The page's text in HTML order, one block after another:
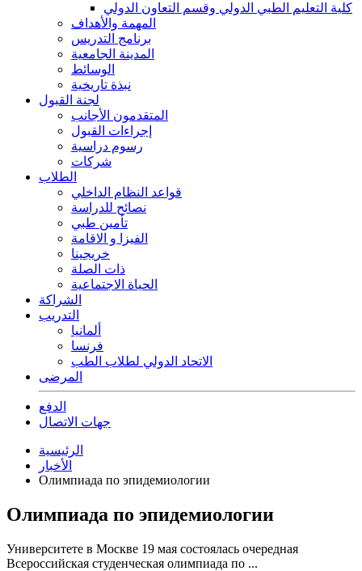
كلية التعليم الطبي الدولي وقسم التعاون الدولي
المهمة والأهداف
برنامج التدريس
المدينة الجامعية
الوسائط
نبذة تاريخية
لجنة القبول
المتقدمون الأجانب
إجراءات القبول
رسوم دراسية
شركات
الطلاب
قواعد النظام الداخلي
نصائح للدراسة
تأمين طبي
الفيزا و الاقامة
خريجينا
ذات الصلة
الحياة الاجتماعية
الشراكة
التدريب
ألمانيا
فرنسا
الاتحاد الدولي لطلاب الطب
المرضى
الدفع
جهات الاتصال
الرئيسية
الأخبار
Олимпиада по эпидемиологии
Олимпиада по эпидемиологии
Университете в Москве 19 мая состоялась очередная
Всероссийская студенческая олимпиада по ...